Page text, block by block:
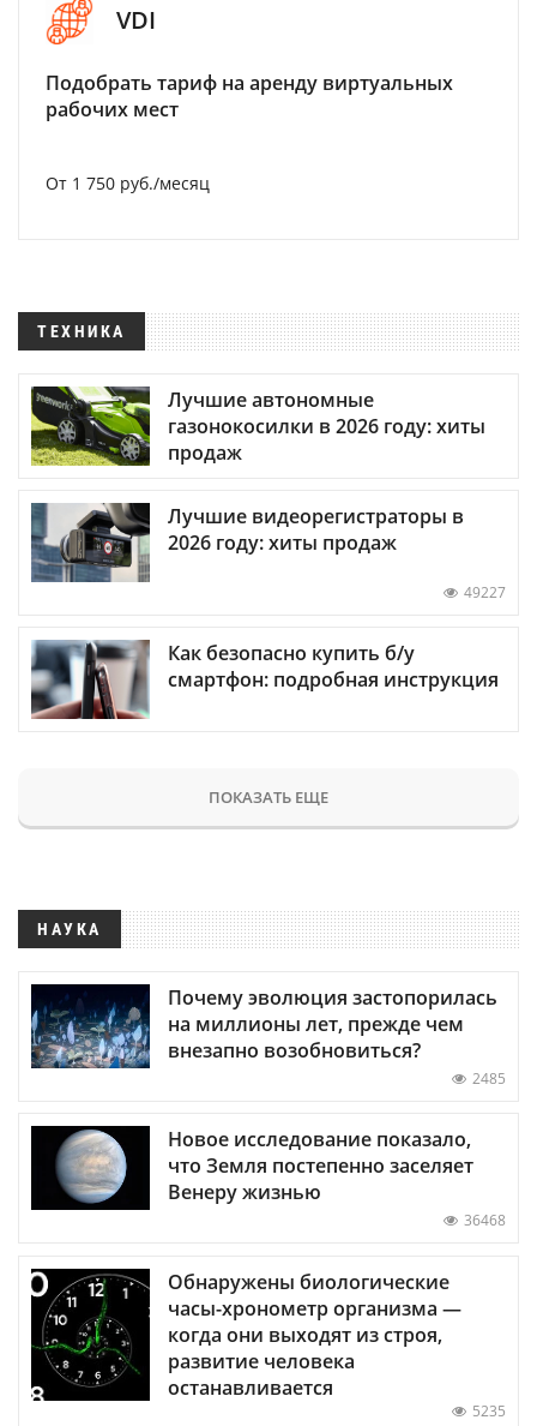
VDI
Подобрать тариф на аренду виртуальных
рабочих мест
От 1 750 руб./месяц
ТЕХНИКА
Лучшие автономные
газонокосилки в 2026 году: хиты
продаж
Лучшие видеорегистраторы в
2026 году: хиты продаж
49227
Как безопасно купить б/у
смартфон: подробная инструкция
ПОКАЗАТЬ ЕЩЕ
НАУКА
Почему эволюция застопорилась
на миллионы лет, прежде чем
внезапно возобновиться?
2485
Новое исследование показало,
что Земля постепенно заселяет
Венеру жизнью
36468
Обнаружены биологические
часы-хронометр организма —
когда они выходят из строя,
развитие человека
останавливается
5235